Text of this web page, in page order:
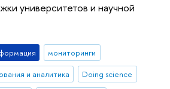
университетов и научной
мониторинги
и аналитика
Doing science